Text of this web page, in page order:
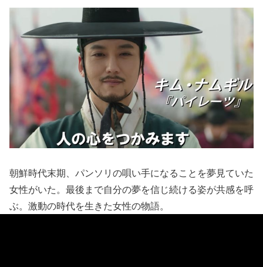
朝鮮時代末期、パンソリの唄い手になることを夢見ていた
女性がいた。最後まで自分の夢を信じ続ける姿が共感を呼
ぶ。激動の時代を生きた女性の物語。